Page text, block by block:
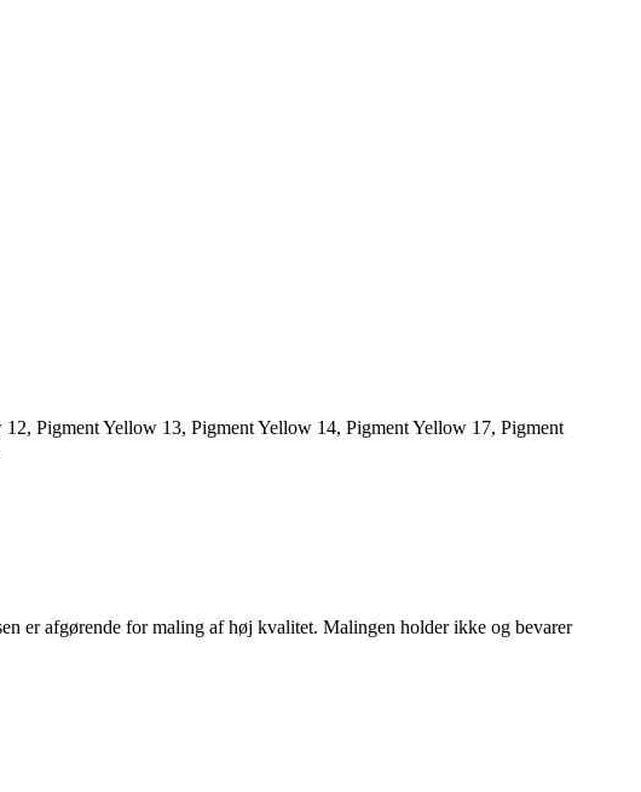
Pigment Yellow 13, Pigment Yellow 14, Pigment Yellow 17, Pigment
er afgørende for maling af høj kvalitet. Malingen holder ikke og bevarer